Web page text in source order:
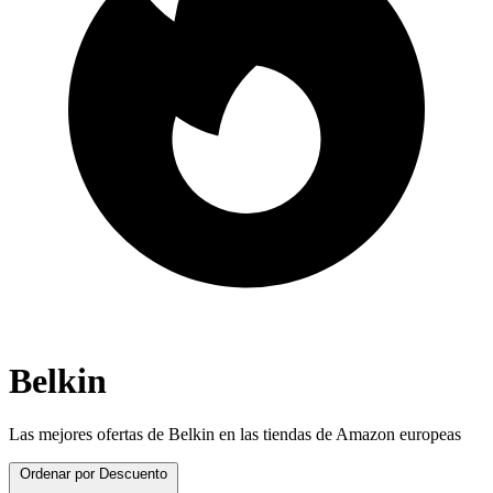
Belkin
Las mejores ofertas de Belkin en las tiendas de Amazon europeas
Ordenar por Descuento